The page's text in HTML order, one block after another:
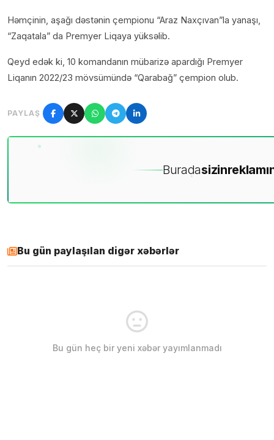
Həmçinin, aşağı dəstənin çempionu “Araz Naxçıvan”la yanaşı,
“Zaqatala” da Premyer Liqaya yüksəlib.
Qeyd edək ki, 10 komandanın mübarizə apardığı Premyer
Liqanın 2022/23 mövsümündə “Qarabağ” çempion olub.
PAYLAŞ
Buradasizin
Bu gün paylaşılan digər xəbərlər
Bu gün heç bir yeni xəbər yayımlanmadı